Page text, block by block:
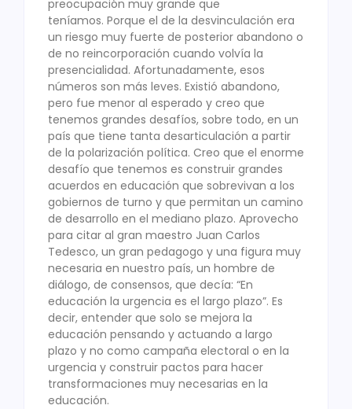
preocupación muy grande que
teníamos. Porque el de la desvinculación era
un riesgo muy fuerte de posterior abandono o
de no reincorporación cuando volvía la
presencialidad. Afortunadamente, esos
números son más leves. Existió abandono,
pero fue menor al esperado y creo que
tenemos grandes desafíos, sobre todo, en un
país que tiene tanta desarticulación a partir
de la polarización política. Creo que el enorme
desafío que tenemos es construir grandes
acuerdos en educación que sobrevivan a los
gobiernos de turno y que permitan un camino
de desarrollo en el mediano plazo. Aprovecho
para citar al gran maestro Juan Carlos
Tedesco, un gran pedagogo y una figura muy
necesaria en nuestro país, un hombre de
diálogo, de consensos, que decía: “En
educación la urgencia es el largo plazo”. Es
decir, entender que solo se mejora la
educación pensando y actuando a largo
plazo y no como campaña electoral o en la
urgencia y construir pactos para hacer
transformaciones muy necesarias en la
educación.